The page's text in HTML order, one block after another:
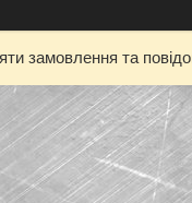
замовлення та